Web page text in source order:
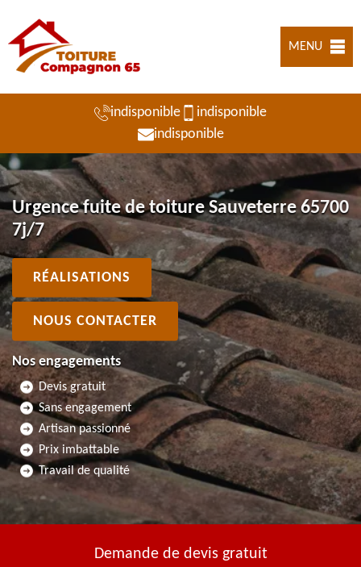
MENU
indisponible
indisponible
indisponible
Urgence fuite de toiture Sauveterre 65700
7j/7
RÉALISATIONS
NOUS CONTACTER
Nos engagements
Devis gratuit
Sans engagement
Artisan passionné
Prix imbattable
Travail de qualité
Demande de devis gratuit